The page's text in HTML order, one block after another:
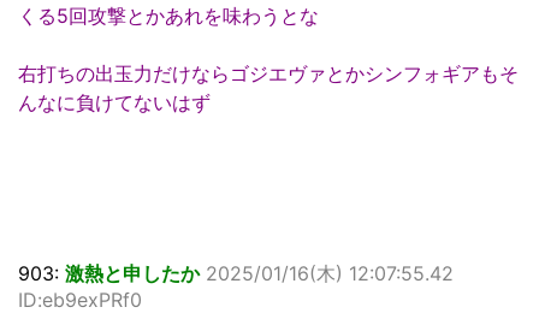
くる5回攻撃とかあれを味わうとな
右打ちの出玉力だけならゴジエヴァとかシンフォギアもそ
んなに負けてないはず
903: 激熱と申したか 2025/01/16(木) 12:07:55.42
ID:eb9exPRf0